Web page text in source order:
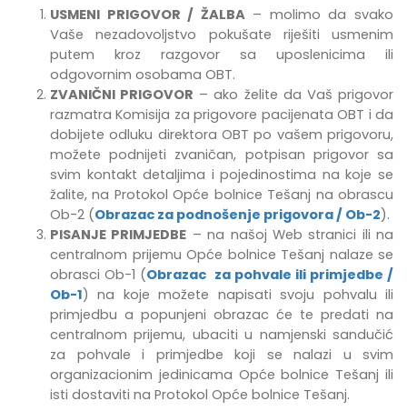
USMENI PRIGOVOR / ŽALBA– molimo da svako
Vaše nezadovoljstvo pokušate riješiti usmenim
putem kroz razgovor sa uposlenicima ili
odgovornim osobama OBT.
ZVANIČNI PRIGOVOR – ako želite da Vaš prigovor
razmatra Komisija za prigovore pacijenata OBT i da
dobijete odluku direktora OBT po vašem prigovoru,
možete podnijeti zvaničan, potpisan prigovor sa
svim kontakt detaljima i pojedinostima na koje se
žalite, na Protokol Opće bolnice Tešanj na obrascu
Ob-2 (Obrazac za podnošenje prigovora / Ob-2).
PISANJE PRIMJEDBE –na našoj Web stranici ili na
centralnom prijemu Opće bolnice Tešanj nalaze se
obrasci Ob-1 (Obrazac za pohvale ili primjedbe /
Ob-1) na koje možete napisati svoju pohvalu ili
primjedbu a popunjeni obrazac će te predati na
centralnom prijemu, ubaciti u namjenski sandučić
za pohvale i primjedbe
koji se nalazi u svim
organizacionim jedinicama Opće bolnice Tešanj ili
isti dostaviti na Protokol Opće bolnice Tešanj.